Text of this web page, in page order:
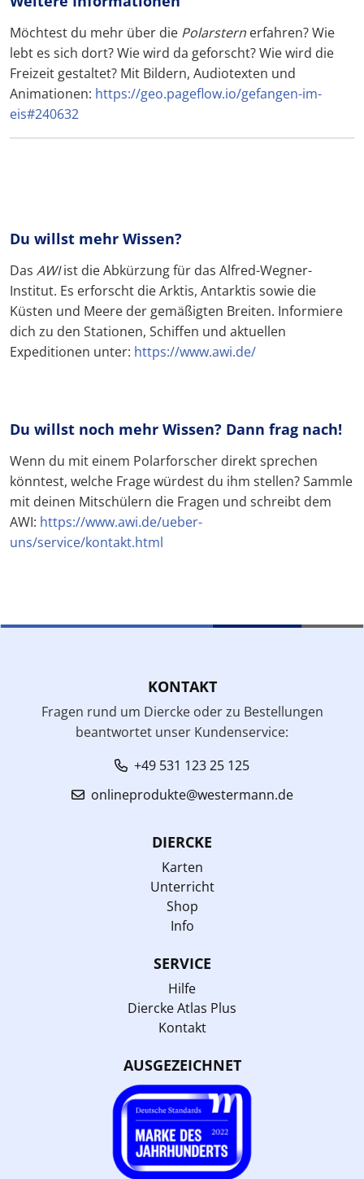
Möchtest du mehr über die Polarstern erfahren? Wie
lebt es sich dort? Wie wird da geforscht? Wie wird die
Freizeit gestaltet? Mit Bildern, Audiotexten und
Animationen: https://geo.pageflow.io/gefangen-im-
eis#240632
Du willst mehr Wissen?
Das AWIist die Abkürzung für das Alfred-Wegner-
Institut. Es erforscht die Arktis, Antarktis sowie die
Küsten und Meere der gemäßigten Breiten. Informiere
dich zu den Stationen, Schiffen und aktuellen
Expeditionen unter: https://www.awi.de/
Du willst noch mehr Wissen? Dann frag nach!
Wenn du mit einem Polarforscher direkt sprechen
könntest, welche Frage würdest du ihm stellen? Sammle
mit deinen Mitschülern die Fragen und schreibt dem
AWI: https://www.awi.de/ueber-
uns/service/kontakt.html
KONTAKT
Fragen rund um Diercke oder zu Bestellungen
beantwortet unser Kundenservice:
+49 531 123 25 125
onlineprodukte@westermann.de
DIERCKE
Karten
Unterricht
Shop
Info
SERVICE
Hilfe
Diercke Atlas Plus
Kontakt
AUSGEZEICHNET